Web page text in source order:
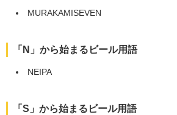
MURAKAMISEVEN
「N」から始まるビール用語
NEIPA
「S」から始まるビール用語